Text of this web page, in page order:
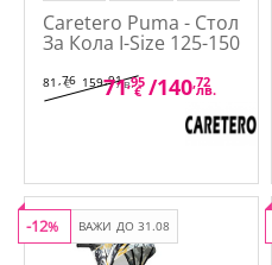
Caretero Puma - Стол
За Кола I-Size 125-150
81 ,76
€ 159,91лв.
71,95
€ /140 ,72
лв.
ВАЖИ ДО 31.08
-12%